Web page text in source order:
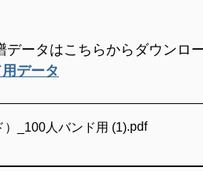
ータはこちらからダウンロ
データ
_100人バンド用 (1).pdf